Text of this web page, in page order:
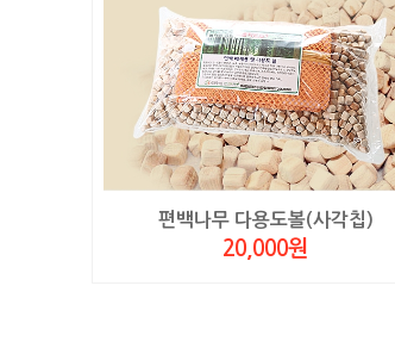
편백나무 다용도볼(사각칩)
20,000원